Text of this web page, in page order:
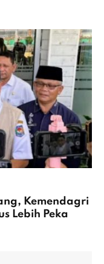
Kemendagri
Lebih Peka